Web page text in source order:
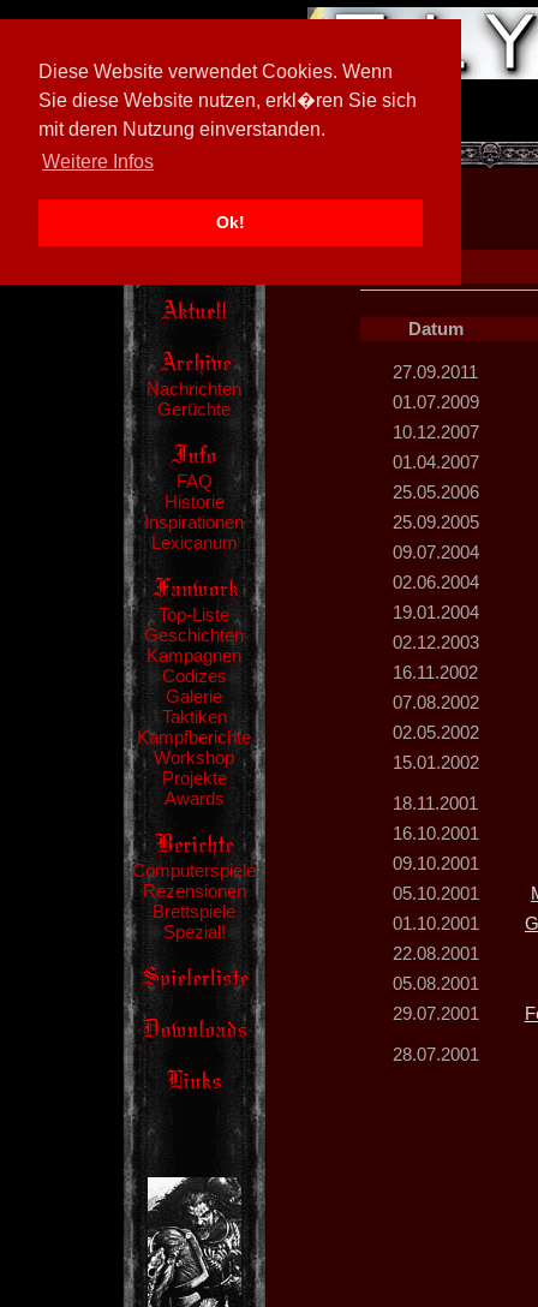
Diese Website verwendet Cookies. Wenn
Sie diese Website nutzen, erkl�ren Sie sich
mit deren Nutzung einverstanden.
Weitere Infos
Ok!
[ 597026/M3]
Nachrichten
Gerüchte
FAQ
Historie
Inspirationen
Lexicanum
Top-Liste
Geschichten
Kampagnen
Codizes
Galerie
Taktiken
Kampfberichte
Workshop
Projekte
Awards
Computerspiele
Rezensionen
Brettspiele
Spezial!
Datum
27.09.2011
01.07.2009
10.12.2007
01.04.2007
25.05.2006
25.09.2005
09.07.2004
02.06.2004
19.01.2004
02.12.2003
16.11.2002
07.08.2002
02.05.2002
15.01.2002
18.11.2001
16.10.2001
09.10.2001
05.10.2001
01.10.2001
22.08.2001
05.08.2001
29.07.2001
28.07.2001